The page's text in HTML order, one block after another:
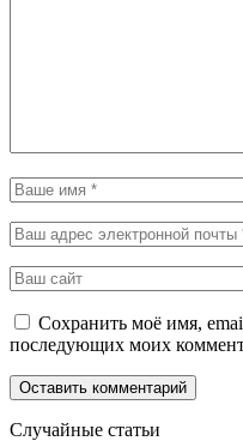
Сохранить моё имя,
последующих моих
Случайные статьи